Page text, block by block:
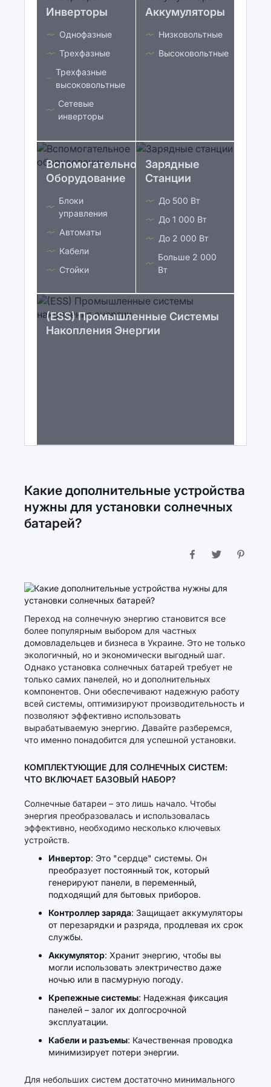
Инверторы
Однофазные
Трехфазные
Трехфазные
высоковольтные
Сетевые
инверторы
Аккумуляторы
Низковольтные
Высоковольтные
Вспомогательное
Оборудование
Блоки
управления
Автоматы
Кабели
Стойки
Зарядные
Станции
До 500 Вт
До 1 000 Вт
До 2 000 Вт
Больше 2 000
Вт
(ESS) Промышленные Системы
Накопления Энергии
Какие дополнительные устройства
нужны для установки солнечных
батарей?
Переход на солнечную энергию становится все
более популярным выбором для частных
домовладельцев и бизнеса в Украине. Это не только
экологичный, но и экономически выгодный шаг.
Однако установка солнечных батарей требует не
только самих панелей, но и дополнительных
компонентов. Они обеспечивают надежную работу
всей системы, оптимизируют производительность и
позволяют эффективно использовать
вырабатываемую энергию. Давайте разберемся,
что именно понадобится для успешной установки.
КОМПЛЕКТУЮЩИЕ ДЛЯ СОЛНЕЧНЫХ СИСТЕМ:
ЧТО ВКЛЮЧАЕТ БАЗОВЫЙ НАБОР?
Солнечные батареи – это лишь начало. Чтобы
энергия преобразовалась и использовалась
эффективно, необходимо несколько ключевых
устройств.
Инвертор: Это "сердце" системы. Он
преобразует постоянный ток, который
генерируют панели, в переменный,
подходящий для бытовых приборов.
Контроллер заряда: Защищает аккумуляторы
от перезарядки и разряда, продлевая их срок
службы.
Аккумулятор: Хранит энергию, чтобы вы
могли использовать электричество даже
ночью или в пасмурную погоду.
Крепежные системы: Надежная фиксация
панелей – залог их долгосрочной
эксплуатации.
Кабели и разъемы: Качественная проводка
минимизирует потери энергии.
Для небольших систем достаточно минимального